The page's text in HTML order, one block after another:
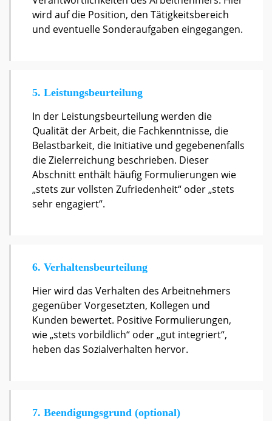
wird auf die Position, den Tätigkeitsbereich
und eventuelle Sonderaufgaben eingegangen.
5. Leistungsbeurteilung
In der Leistungsbeurteilung werden die
Qualität der Arbeit, die Fachkenntnisse, die
Belastbarkeit, die Initiative und gegebenenfalls
die Zielerreichung beschrieben. Dieser
Abschnitt enthält häufig Formulierungen wie
„stets zur vollsten Zufriedenheit“ oder „stets
sehr engagiert“.
6. Verhaltensbeurteilung
Hier wird das Verhalten des Arbeitnehmers
gegenüber Vorgesetzten, Kollegen und
Kunden bewertet. Positive Formulierungen,
wie „stets vorbildlich“ oder „gut integriert“,
heben das Sozialverhalten hervor.
7. Beendigungsgrund (optional)